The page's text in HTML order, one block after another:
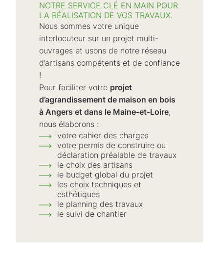
NOTRE SERVICE CLÉ EN MAIN POUR
LA RÉALISATION DE VOS TRAVAUX.
Nous sommes votre unique
interlocuteur sur un projet multi-
ouvrages et usons de notre réseau
d’artisans compétents et de confiance
!
Pour faciliter votre projet
d’agrandissement de maison en bois
à Angers et dans le Maine-et-Loire,
nous élaborons :
votre cahier des charges
votre permis de construire ou
déclaration préalable de travaux
le choix des artisans
le budget global du projet
les choix techniques et
esthétiques
le planning des travaux
le suivi de chantier